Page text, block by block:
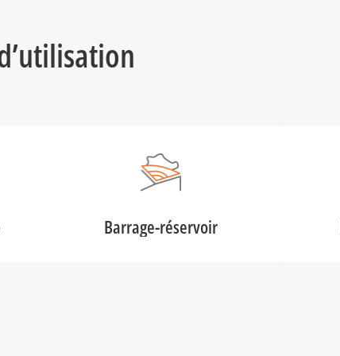
Barrage-réservoir